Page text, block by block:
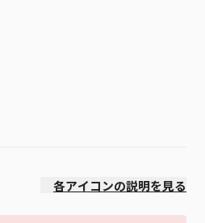
各アイコンの説明を見る